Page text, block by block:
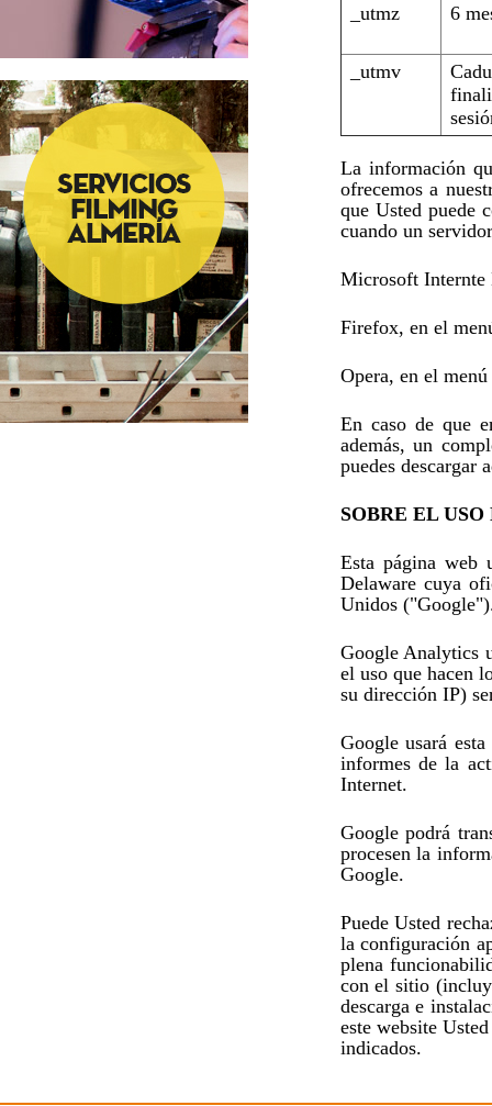
_utmz
6
_utmv
La información
ofrecemos a
que Usted puede
cuando un
Microsoft Internte
Firefox, en el
Opera, en el
En caso de que
además, un
puedes descargar
SOBRE EL
Esta página web
Delaware cuya
Unidos
Google Analytics
el uso que hacen
su dirección IP)
Google usará
informes de la
Internet.
Google podrá
procesen la
Google.
Puede Usted
la configuración
plena
con el sitio
descarga e
este website
indicados.